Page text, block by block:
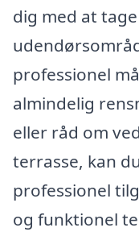
dig med at
professionel
almindelig
eller råd om
terrasse, kan
professionel
og funktionel